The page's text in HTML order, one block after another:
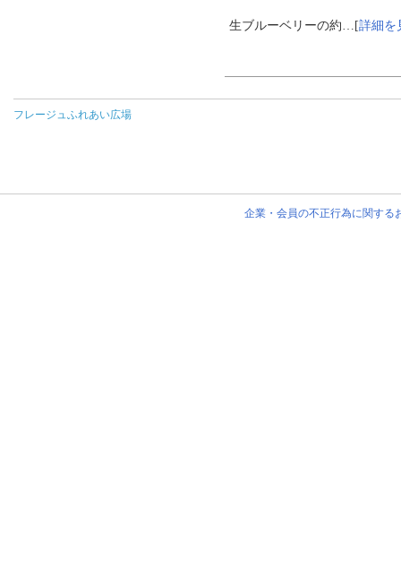
生ブルーベリーの約…[詳細を
フレージュふれあい広場
企業・会員の不正行為に関する